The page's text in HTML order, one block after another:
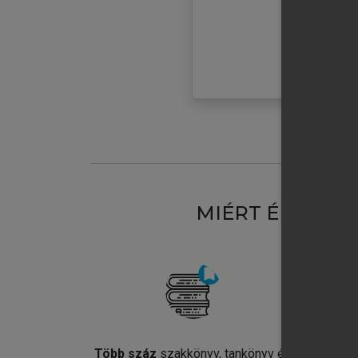
MIÉRT
Több száz szakkönyv, tankönyv és